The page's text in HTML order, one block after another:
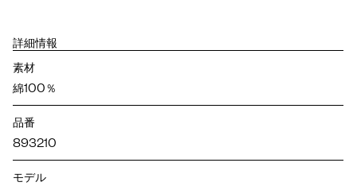
詳細情報
素材
綿100％
品番
893210
モデル